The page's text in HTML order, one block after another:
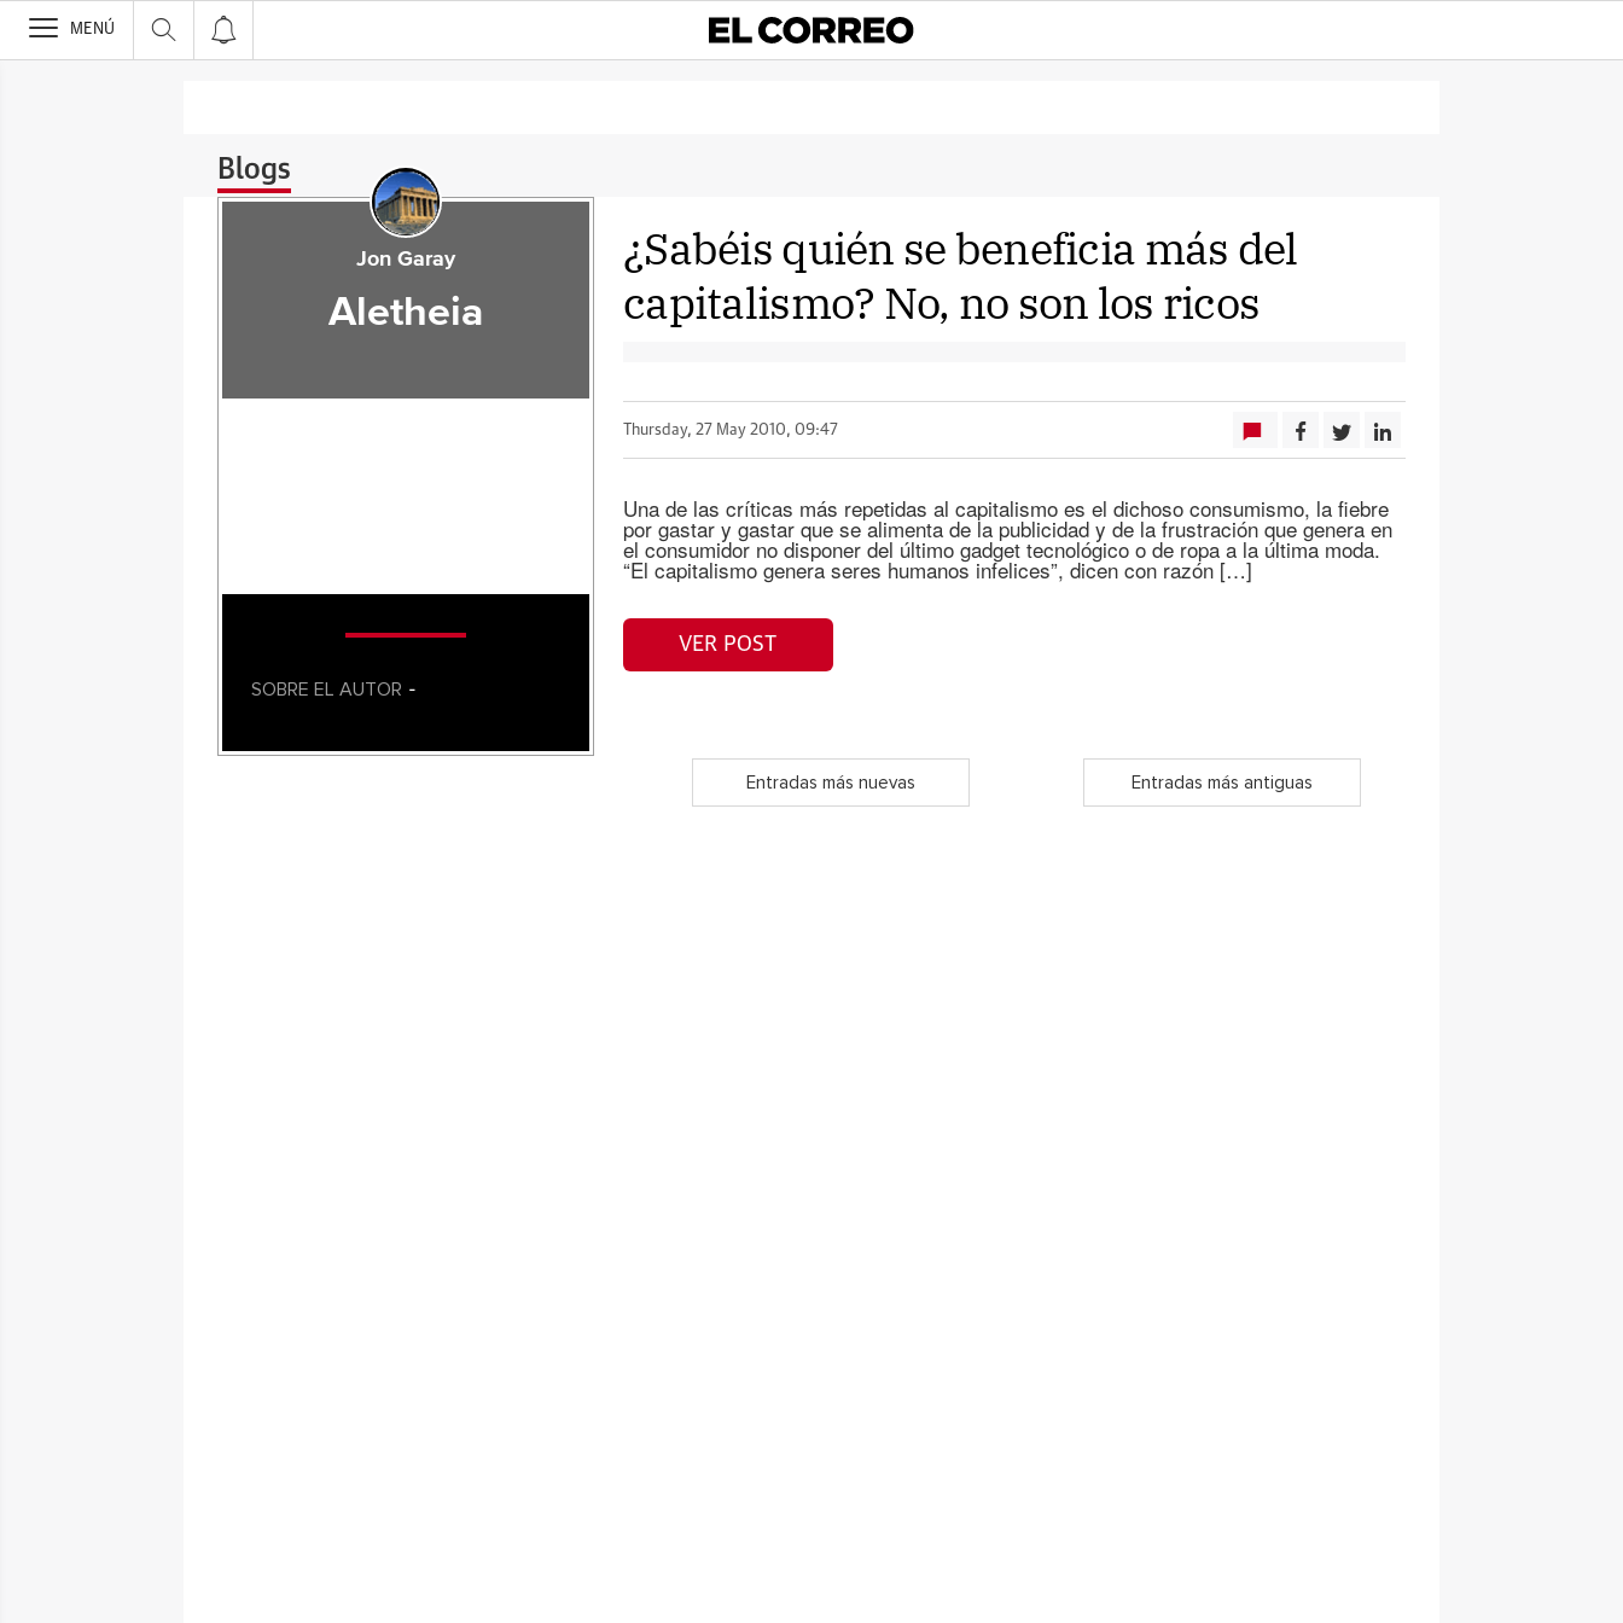
>
MENÚ
Blogs
¿Sabéis quién se beneficia más del
capitalismo? No, no son los ricos
Thursday, 27 May 2010, 09:47
Una de las críticas más repetidas al capitalismo es el dichoso consumismo, la fiebre
por gastar y gastar que se alimenta de la publicidad y de la frustración que genera en
el consumidor no disponer del último gadget tecnológico o de ropa a la última moda.
“El capitalismo genera seres humanos infelices”, dicen con razón […]
VER POST
Entradas más nuevas Entradas más antiguas
Jon Garay
Aletheia
SOBRE EL AUTOR -